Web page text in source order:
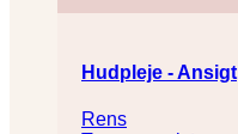
Hudpleje - Ansigt
Rens